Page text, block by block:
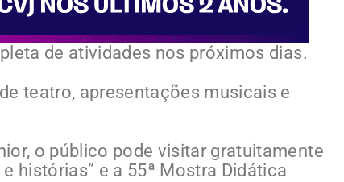
de atividades nos próximos dias.
teatro, apresentações musicais e
o público pode visitar gratuitamente
histórias” e a 55ª Mostra Didática